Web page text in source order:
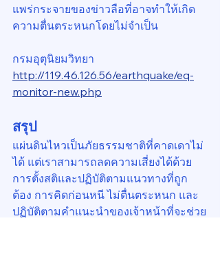
แพร่กระจายของข่าวลือที่อาจทำให้เกิด
ความตื่นตระหนกโดยไม่จำเป็น
กรมอุตุนิยมวิทยา
http://119.46.126.56/earthquake/eq-
monitor-new.php
สรุป
แผ่นดินไหวเป็นภัยธรรมชาติที่คาดเดาไม่
ได้ แต่เราสามารถลดความเสี่ยงได้ด้วย
การตั้งสติและปฏิบัติตามแนวทางที่ถูก
ต้อง การคิดก่อนหนี ไม่ตื่นตระหนก และ
ปฏิบัติตามคำแนะนำของเจ้าหน้าที่จะช่วย